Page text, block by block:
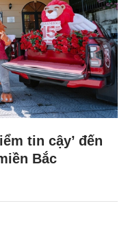
tin cậy’ đến
Bắc